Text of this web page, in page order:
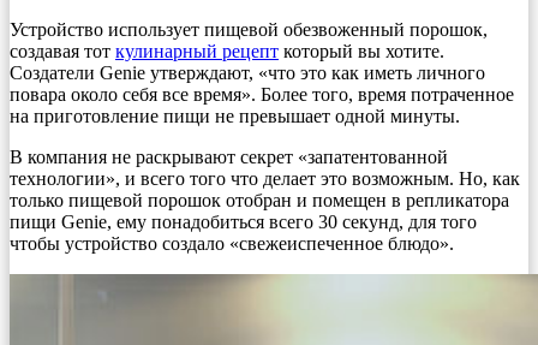
Устройство использует пищевой обезвоженный порошок,
создавая тот кулинарный рецепт который вы хотите.
Создатели Genie утверждают, «что это как иметь личного
повара около себя все время». Более того, время потраченное
на приготовление пищи не превышает одной минуты.
В компания не раскрывают секрет «запатентованной
технологии», и всего того что делает это возможным. Но, как
только пищевой порошок отобран и помещен в репликатора
пищи Genie, ему понадобиться всего 30 секунд, для того
чтобы устройство создало «свежеиспеченное блюдо».